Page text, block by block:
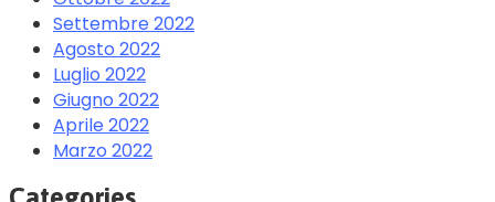
Settembre 2022
Agosto 2022
Luglio 2022
Giugno 2022
Aprile 2022
Marzo 2022